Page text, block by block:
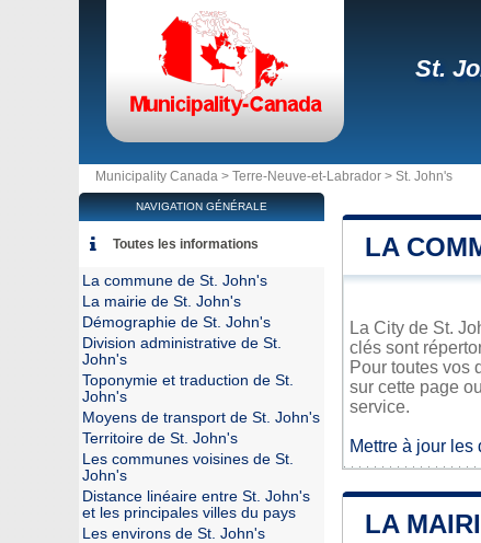
St.
Municipality Canada > Terre-Neuve-et-Labrador > St. John's
LA
La City de St.
clés sont
Pour toutes vos
sur cette page
service.
Mettre à jour les
LA
NAVIGATION GÉNÉRALE
Toutes les informations
La commune de St. John's
La mairie de St. John's
Démographie de St. John's
Division administrative de St.
John's
Toponymie et traduction de St.
John's
Moyens de transport de St. John's
Territoire de St. John's
Les communes voisines de St.
John's
Distance linéaire entre St. John's
et les principales villes du pays
Les environs de St. John's